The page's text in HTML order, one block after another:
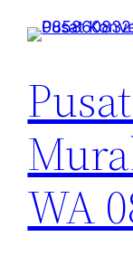
Lewati
WA